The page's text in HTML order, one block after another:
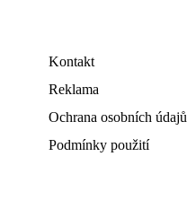
Kontakt
Reklama
Ochrana osobních údajů
Podmínky použití